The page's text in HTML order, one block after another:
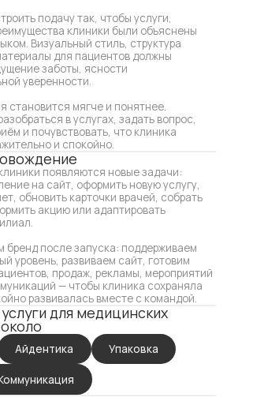
на сайт, оформить новую услугу,
обновить карточки врачей, собрать
акцию или адаптировать
после запуска: поддерживаем
развиваем сайт, готовим
— чтобы клиника сохраняла
развивалась вместе с командой.
для медицинских
Айдентика